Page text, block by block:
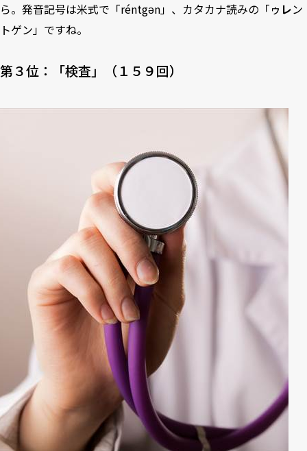
ら。発音記号は米式で「réntgən」、カタカナ読みの「ゥ レン
トゲン」ですね。
第３位：「検査」（１５９回）